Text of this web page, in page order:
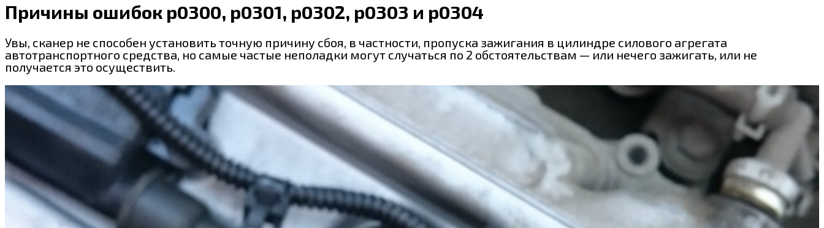
Причины ошибок p0300, p0301, p0302, p0303 и p0304
Увы, сканер не способен установить точную причину сбоя, в частности, пропуска зажигания в цилиндре силового агрегата
автотранспортного средства, но самые частые неполадки могут случаться по 2 обстоятельствам — или нечего зажигать, или не
получается это осуществить.